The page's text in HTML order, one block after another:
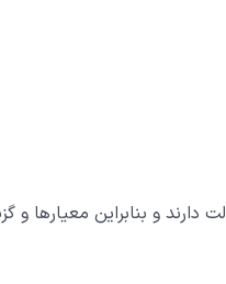
و بنابراین معیارها و